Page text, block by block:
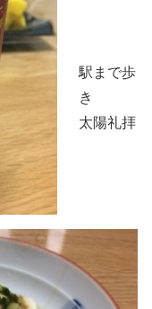
駅まで歩
き
太陽礼拝